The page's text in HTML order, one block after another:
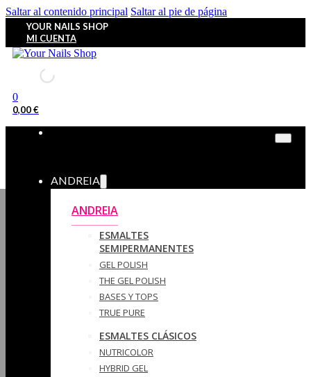
Saltar al contenido principal Saltar al pie de página
YOUR NAILS SHOP
MI CUENTA
0
0,00€
ANDREIA
ANDREIA
ESMALTES
SEMIPERMANENTES
GEL POLISH
THE GEL POLISH
BASES Y‎ TOPS
TRUE PURE
ESMALTES CLÁSICOS
NUTRICOLOR
HYBRID GEL